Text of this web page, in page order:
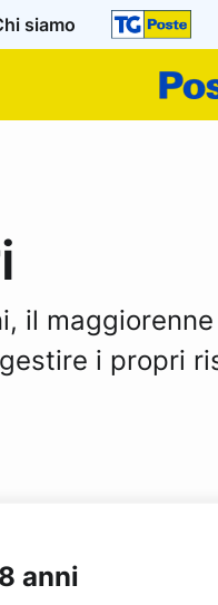
siamo
Poste
il
i propri
anni